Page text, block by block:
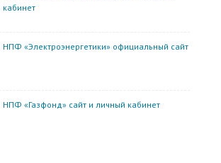
кабинет
НПФ «Электроэнергетики» официальный сайт
НПФ «Газфонд» сайт и личный кабинет